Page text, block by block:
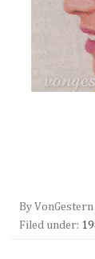
By VonGestern
Filed under: